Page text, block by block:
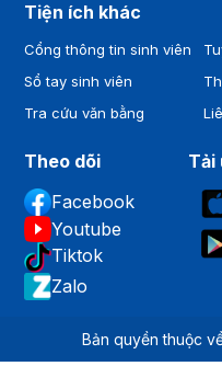
Tiện ích khác
Cổng thông tin sinh viên
Sổ tay sinh viên
Tra cứu văn bằng
Theo dõi
Facebook
Youtube
Tiktok
Zalo
Tải
Bản quyền thuộc